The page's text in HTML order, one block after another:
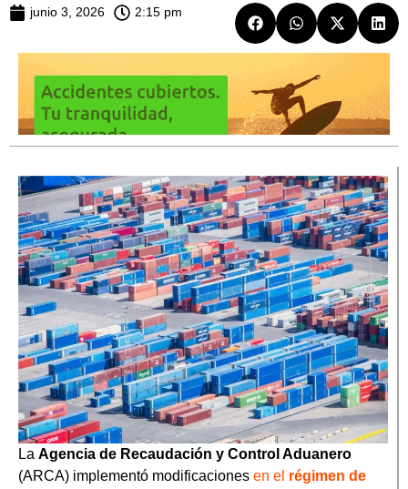
junio 3, 2026 2:15 pm
La Agencia de Recaudación y Control Aduanero
(ARCA) implementó modificaciones en el régimen de